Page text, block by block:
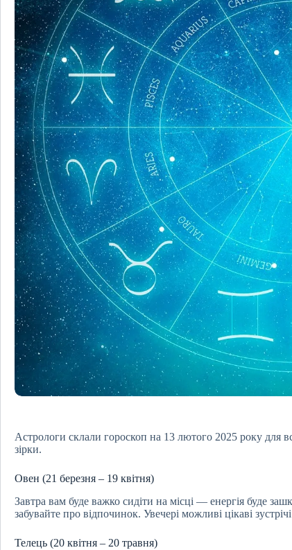
Астрологи склали гороскоп на 13 лютого 2025 року для
зірки.
Овен (21 березня – 19 квітня)
Завтра вам буде важко сидіти на місці — енергія буде
забувайте про відпочинок. Увечері можливі цікаві
Телець (20 квітня – 20 травня)